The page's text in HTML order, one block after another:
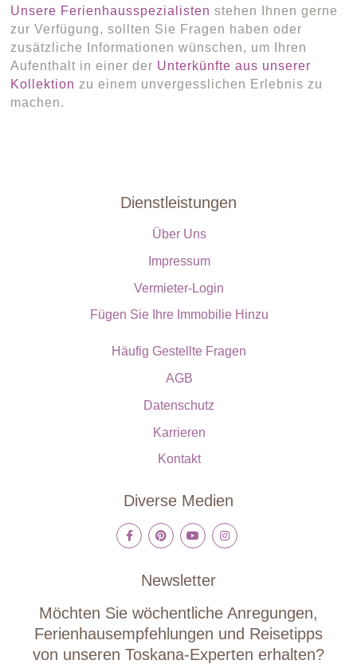
Unsere Ferienhausspezialisten stehen Ihnen gerne
zur Verfügung, sollten Sie Fragen haben oder
zusätzliche Informationen wünschen, um Ihren
Aufenthalt in einer der Unterkünfte aus unserer
Kollektion zu einem unvergesslichen Erlebnis zu
machen.
Dienstleistungen
Über Uns
Impressum
Vermieter-Login
Fügen Sie Ihre Immobilie Hinzu
Häufig Gestellte Fragen
AGB
Datenschutz
Karrieren
Kontakt
Diverse Medien
Newsletter
Möchten Sie wöchentliche Anregungen,
Ferienhausempfehlungen und Reisetipps
von unseren Toskana-Experten erhalten?